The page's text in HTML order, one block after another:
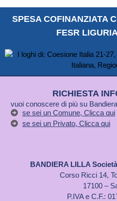
SPESA COFINANZIATA
FESR
RICHIESTA
vuoi conoscere di più su
se sei un Comune, Clicca qui
se sei un Privato, Clicca qui
BANDIERA LILLA
Corso Ricci 14,
17100 –
P.IVA e C.F.: